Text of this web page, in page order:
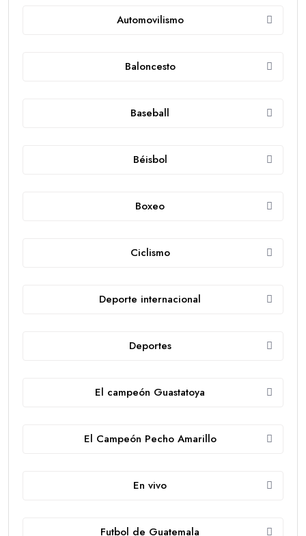
Automovilismo
Baloncesto
Baseball
Béisbol
Boxeo
Ciclismo
Deporte internacional
Deportes
El campeón Guastatoya
El Campeón Pecho Amarillo
En vivo
Futbol de Guatemala